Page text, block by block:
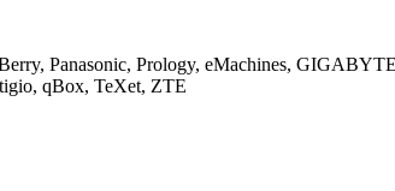
Panasonic, Prology, eMachines,
qBox, TeXet, ZTE